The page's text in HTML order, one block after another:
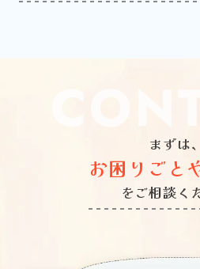
まずは、
お困りごと
をご相談く